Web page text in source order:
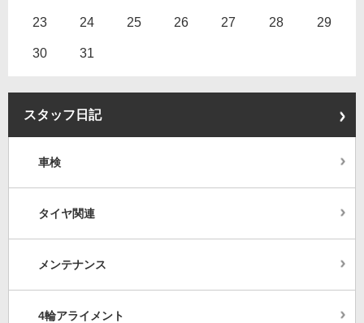
23 24 25 26 27 28 29
30 31
スタッフ日記
車検
タイヤ関連
メンテナンス
4輪アライメント